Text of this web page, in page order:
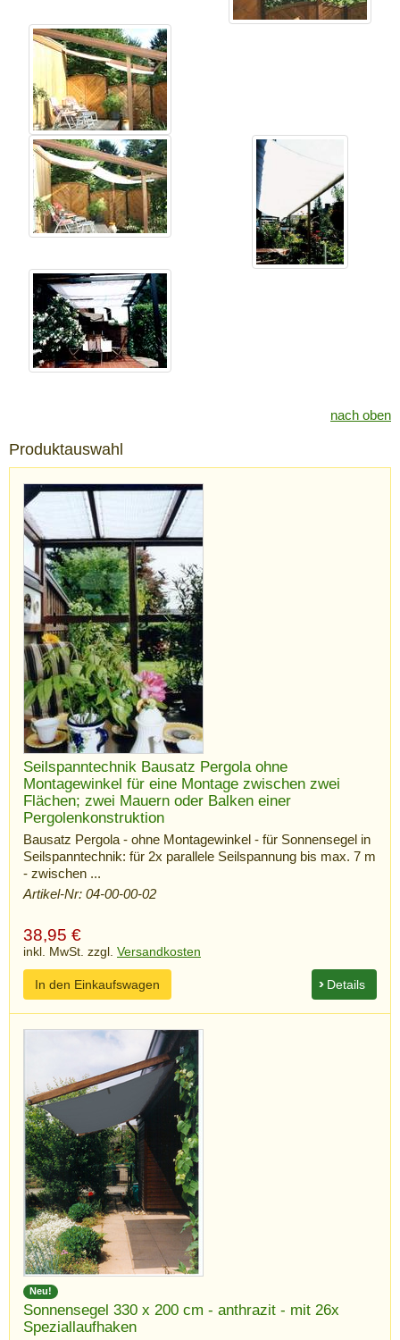
nach oben
Produktauswahl
Seilspanntechnik Bausatz Pergola ohne
Montagewinkel für eine Montage zwischen zwei
Flächen; zwei Mauern oder Balken einer
Pergolenkonstruktion
Bausatz Pergola - ohne Montagewinkel - für Sonnensegel in
Seilspanntechnik: für 2x parallele Seilspannung bis max. 7 m
- zwischen ...
Artikel-Nr: 04-00-00-02
38,95 €
inkl. MwSt. zzgl. Versandkosten
Details
In den Einkaufswagen
Neu!
Sonnensegel 330 x 200 cm - anthrazit - mit 26x
Speziallaufhaken